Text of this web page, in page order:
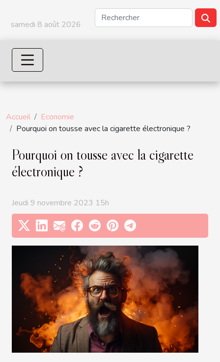
samedi 8 août 2026
Accueil
Economie
Pourquoi on tousse avec la cigarette électronique ?
Pourquoi on tousse avec la cigarette
électronique ?
Jeudi 9 novembre 2023 15h